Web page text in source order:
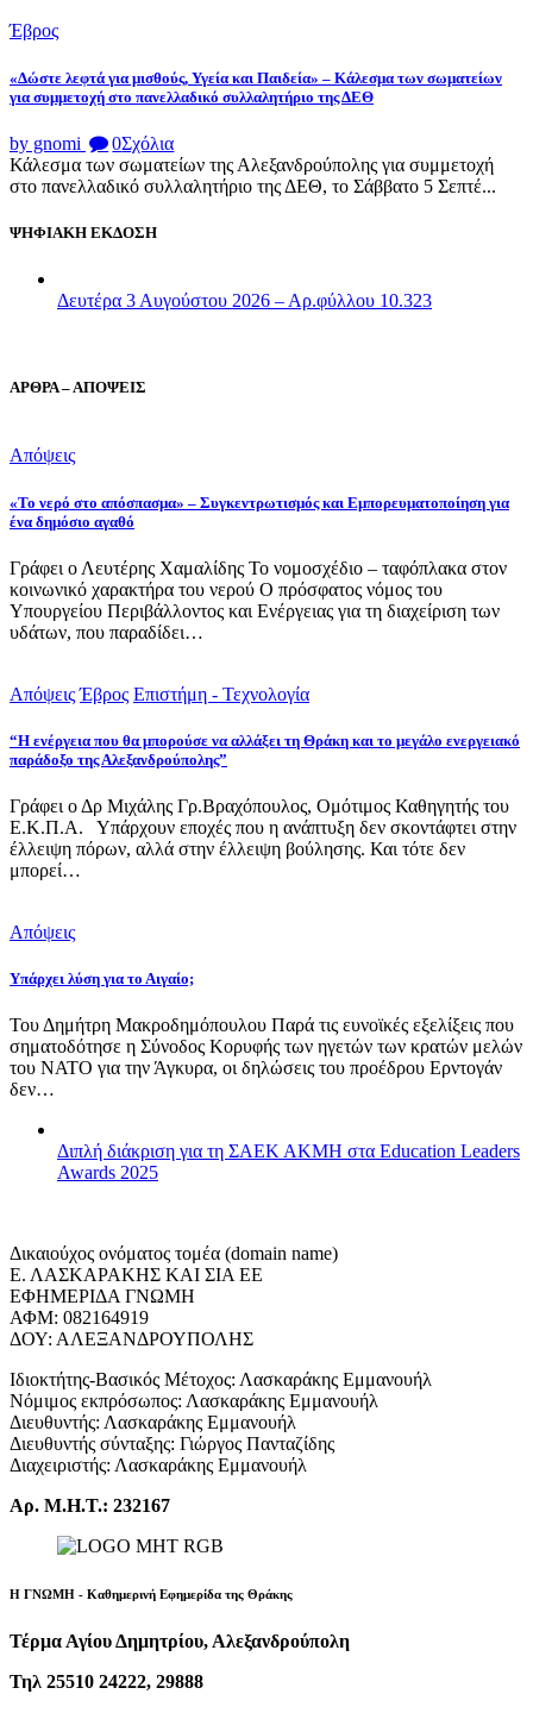
Έβρος
«Δώστε λεφτά για μισθούς, Υγεία και Παιδεία» – Κάλεσμα των σωματείων
για συμμετοχή στο πανελλαδικό συλλαλητήριο της ΔΕΘ
by gnomi 0Σχόλια
Κάλεσμα των σωματείων της Αλεξανδρούπολης για συμμετοχή
στο πανελλαδικό συλλαλητήριο της ΔΕΘ, το Σάββατο 5 Σεπτέ...
ΨΗΦΙΑΚΗ ΕΚΔΟΣΗ
Δευτέρα 3 Αυγούστου 2026 – Αρ.φύλλου 10.323
ΑΡΘΡΑ – ΑΠΟΨΕΙΣ
Απόψεις
«Το νερό στο απόσπασμα» – Συγκεντρωτισμός και Εμπορευματοποίηση για
ένα δημόσιο αγαθό
Γράφει ο Λευτέρης Χαμαλίδης Το νομοσχέδιο – ταφόπλακα στον
κοινωνικό χαρακτήρα του νερού Ο πρόσφατος νόμος του
Υπουργείου Περιβάλλοντος και Ενέργειας για τη διαχείριση των
υδάτων, που παραδίδει…
Απόψεις Έβρος Επιστήμη - Τεχνολογία
“Η ενέργεια που θα μπορούσε να αλλάξει τη Θράκη και το μεγάλο ενεργειακό
παράδοξο της Αλεξανδρούπολης”
Γράφει ο Δρ Μιχάλης Γρ.Βραχόπουλος, Ομότιμος Καθηγητής του
Ε.Κ.Π.Α. Υπάρχουν εποχές που η ανάπτυξη δεν σκοντάφτει στην
έλλειψη πόρων, αλλά στην έλλειψη βούλησης. Και τότε δεν
μπορεί…
Απόψεις
Υπάρχει λύση για το Αιγαίο;
Του Δημήτρη Μακροδημόπουλου Παρά τις ευνοϊκές εξελίξεις που
σηματοδότησε η Σύνοδος Κορυφής των ηγετών των κρατών μελών
του ΝΑΤΟ για την Άγκυρα, οι δηλώσεις του προέδρου Ερντογάν
δεν…
Διπλή διάκριση για τη ΣΑΕΚ ΑΚΜΗ στα Education Leaders
Awards 2025
Δικαιούχος ονόματος τομέα (domain name)
Ε. ΛΑΣΚΑΡΑΚΗΣ ΚΑΙ ΣΙΑ ΕΕ
ΕΦΗΜΕΡΙΔΑ ΓΝΩΜΗ
ΑΦΜ: 082164919
ΔΟΥ: ΑΛΕΞΑΝΔΡΟΥΠΟΛΗΣ
Ιδιοκτήτης-Βασικός Μέτοχος: Λασκαράκης Εμμανουήλ
Νόμιμος εκπρόσωπος: Λασκαράκης Εμμανουήλ
Διευθυντής: Λασκαράκης Εμμανουήλ
Διευθυντής σύνταξης: Γιώργος Πανταζίδης
Διαχειριστής: Λασκαράκης Εμμανουήλ
Αρ. Μ.Η.Τ.: 232167
Η ΓΝΩΜΗ - Καθημερινή Εφημερίδα της Θράκης
Τέρμα Αγίου Δημητρίου, Αλεξανδρούπολη
Τηλ 25510 24222, 29888